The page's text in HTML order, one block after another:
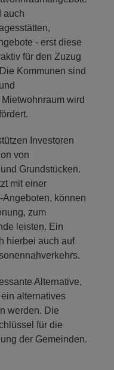
auch
- erst diese
für den Zuzug
Kommunen sind
wird
Investoren
von
Grundstücken.
mit einer
Angeboten, können
zum
leisten. Ein
hierbei auch auf
Alternative,
alternatives
werden. Die
für die
der Gemeinden.